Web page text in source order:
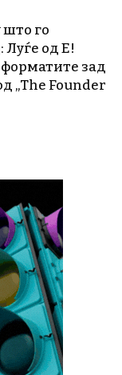
го
од E!
зад
„The Founder